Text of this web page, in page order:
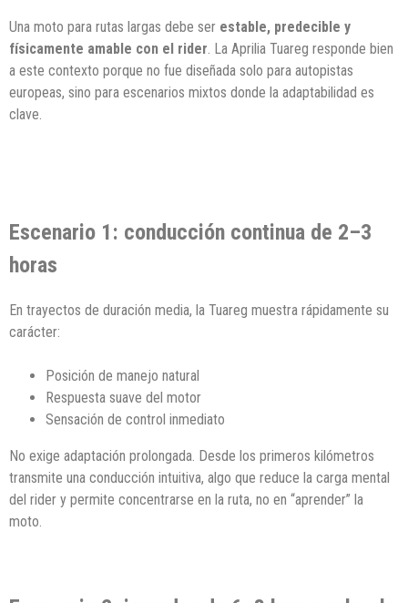
Una moto para rutas largas debe ser estable, predecible y
físicamente amable con el rider . La Aprilia Tuareg responde bien
a este contexto porque no fue diseñada solo para autopistas
europeas, sino para escenarios mixtos donde la adaptabilidad es
clave.
Escenario 1: conducción continua de 2–3
horas
En trayectos de duración media, la Tuareg muestra rápidamente su
carácter:
Posición de manejo natural
Respuesta suave del motor
Sensación de control inmediato
No exige adaptación prolongada. Desde los primeros kilómetros
transmite una conducción intuitiva, algo que reduce la carga mental
del rider y permite concentrarse en la ruta, no en “aprender” la
moto.